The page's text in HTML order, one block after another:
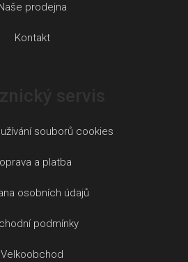
Naše prodejna
Kontakt
souborů cookies
a platba
osobních údajů
podmínky
Velkoobchod